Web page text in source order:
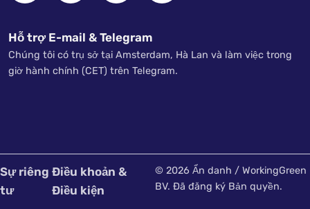
Hỗ trợ E-mail & Telegram
Chúng tôi có trụ sở tại Amsterdam, Hà Lan và làm việc trong
giờ hành chính (CET) trên Telegram.
© 2026 Ẩn danh / WorkingGreen
BV. Đã đăng ký Bản quyền.
Sự riêng
tư
Điều khoản &
Điều kiện